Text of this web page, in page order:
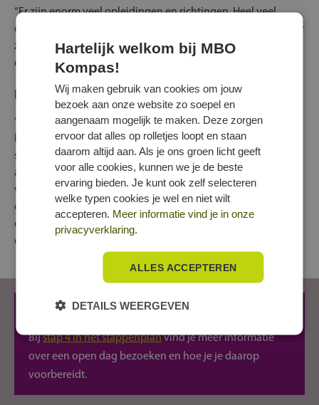
“Er zijn enorm veel opleidingen en richtingen. Heel veel
daarvan ken je waarschijnlijk nog niet. Laat je inspireren door
zoveel mogelijk mensen. Praat met mensen in je naaste
omgeving, maar ook daarbuiten.”
Elke opleiding is anders
“Bezoek vooral verschillende opleidingen. Heb je
keuzestress? Ook als je al wel een idee hebt wat je wilt
studeren, is het slim om meerdere opleiders met hetzelfde
aanbod te bezoeken. Elke opleiding is anders. Ze kunnen
verschillen in grootte, in de manier van lesgeven, de
docenten, denkwijze en materialen waar je mee werkt. Neem
de sfeer in je op, praat met studenten. Zo doe je veel kennis
op en misschien kun je dan wel een keuze maken.”
Bereid je voor
Bijstap 4 in het stappenplanvind je meer informatie
over een open dag bezoeken en hoe je je daarop
voorbereidt.
Hartelijk welkom bij MBO
Kompas!
Wij maken gebruik van cookies om jouw
bezoek aan onze website zo soepel en
aangenaam mogelijk te maken. Deze zorgen
ervoor dat alles op rolletjes loopt en staan
daarom altijd aan. Als je ons groen licht geeft
voor alle cookies, kunnen we je de beste
ervaring bieden. Je kunt ook zelf selecteren
welke typen cookies je wel en niet wilt
accepteren. Meer informatie vind je in onze
privacyverklaring.
ALLES ACCEPTEREN
DETAILS WEERGEVEN